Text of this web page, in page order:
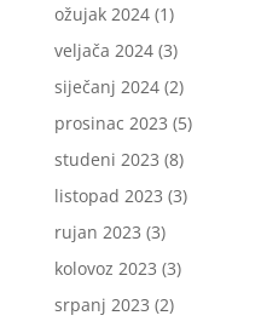
ožujak 2024(1)
veljača 2024(3)
siječanj 2024(2)
prosinac 2023 (5)
studeni 2023 (8)
listopad 2023 (3)
rujan 2023 (3)
kolovoz 2023 (3)
srpanj 2023 (2)